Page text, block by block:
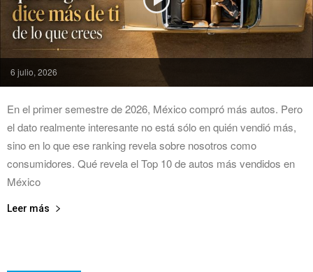
6 julio, 2026
En el primer semestre de 2026, México compró más autos. Pero
el dato realmente interesante no está sólo en quién vendió más,
sino en lo que ese ranking revela sobre nosotros como
consumidores. Qué revela el Top 10 de autos más vendidos en
México
Leer más